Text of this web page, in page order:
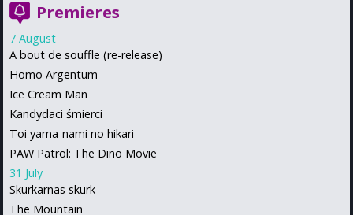
Premieres
7 August
A bout de souffle (re-release)
Homo Argentum
Ice Cream Man
Kandydaci śmierci
Toi yama-nami no hikari
PAW Patrol: The Dino Movie
31 July
Skurkarnas skurk
The Mountain